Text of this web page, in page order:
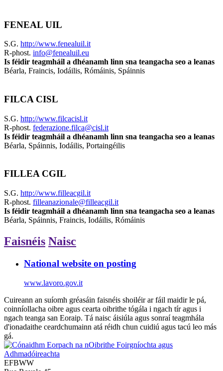
FENEAL UIL
S.G. http://www.fenealuil.it
R-phost. info@fenealuil.eu
Is féidir teagmháil a dhéanamh linn sna teangacha seo a leanas
Béarla, Fraincis, Iodáilis, Rómáinis, Spáinnis
FILCA CISL
S.G. http://www.filcacisl.it
R-phost. federazione.filca@cisl.it
Is féidir teagmháil a dhéanamh linn sna teangacha seo a leanas
Béarla, Spáinnis, Iodáilis, Portaingéilis
FILLEA CGIL
S.G. http://www.filleacgil.it
R-phost. filleanazionale@filleacgil.it
Is féidir teagmháil a dhéanamh linn sna teangacha seo a leanas
Béarla, Spáinnis, Fraincis, Iodáilis, Rómáinis
Faisnéis Naisc
National website on posting
www.lavoro.gov.it
Cuireann an suíomh gréasáin faisnéis shoiléir ar fáil maidir le pá,
coinníollacha oibre agus cearta oibrithe tógála i ngach tír agus i
ngach teanga san Eoraip. Tá naisc áisiúla agus sonraí teagmhála
d'ionadaithe ceardchumainn atá réidh chun cuidiú agus tacú leo más
gá.
EFBWW